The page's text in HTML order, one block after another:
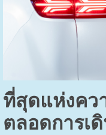
ที่สุดแห่งคว
ตลอดการเ